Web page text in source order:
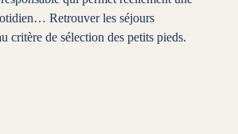
Retrouver les séjours
critère de sélection des petits pieds.